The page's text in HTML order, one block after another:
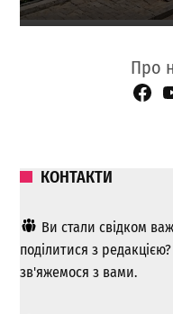
Про
КОНТАКТИ
Ви стали свідком
поділитися з редакцією?
зв'яжемося з вами.